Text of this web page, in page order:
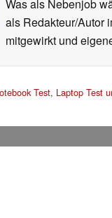
Was als Nebenjob
als Redakteur/Autor
mitgewirkt und
Test, Laptop Test